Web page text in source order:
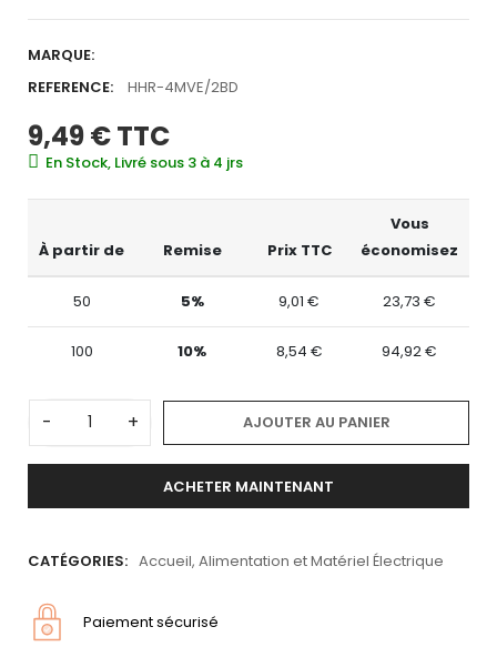
MARQUE:
REFERENCE:
HHR-4MVE/2BD
9,49 €TTC
En Stock, Livré sous 3 à 4 jrs
À partir de Remise Prix TTC
Vous
économisez
50 5% 9,01 € 23,73 €
100 10% 8,54 € 94,92 €
- + AJOUTER AU PANIER
ACHETER MAINTENANT
CATÉGORIES: Accueil, Alimentation et Matériel Électrique
Paiement sécurisé